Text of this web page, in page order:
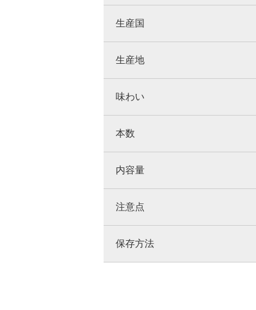
生産国
生産地
味わい
本数
内容量
注意点
保存方法